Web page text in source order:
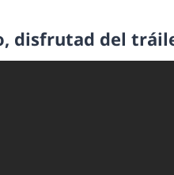
disfrutad del